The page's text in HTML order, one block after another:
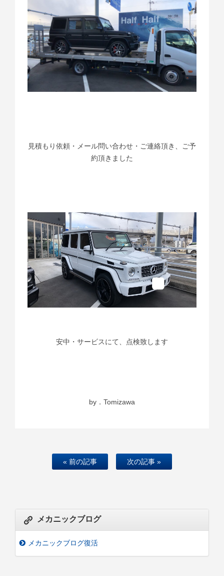
見積もり依頼・メール問い合わせ・ご連絡頂き、ご予
約頂きました
安中・サービスにて、点検致します
by．Tomizawa
« 前の記事 次の記事 »
メカニックブログ
メカニックブログ復活